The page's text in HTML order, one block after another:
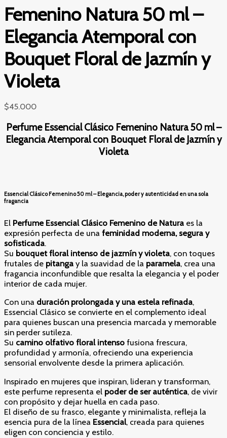
Femenino Natura 50 ml –
Elegancia Atemporal con
Bouquet Floral de Jazmín y
Violeta
$45.000
Perfume Essencial Clásico Femenino Natura 50 ml –
Elegancia Atemporal con Bouquet Floral de Jazmín y
Violeta
Essencial Clásico Femenino 50 ml – Elegancia, poder y autenticidad en una sola
fragancia
El Perfume Essencial Clásico Femenino de Natura es la
expresión perfecta de una feminidad moderna, segura y
sofisticada.
Su bouquet floral intenso de jazmín y violeta, con toques
frutales de pitanga y la suavidad de la paramela, crea una
fragancia inconfundible que resalta la elegancia y el poder
interior de cada mujer.
Con una duración prolongada y una estela refinada,
Essencial Clásico se convierte en el complemento ideal
para quienes buscan una presencia marcada y memorable
sin perder sutileza.
Su camino olfativo floral intenso fusiona frescura,
profundidad y armonía, ofreciendo una experiencia
sensorial envolvente desde la primera aplicación.
Inspirado en mujeres que inspiran, lideran y transforman,
este perfume representa el poder de ser auténtica, de vivir
con propósito y dejar huella en cada paso.
El diseño de su frasco, elegante y minimalista, refleja la
esencia pura de la línea Essencial, creada para quienes
eligen con conciencia y estilo.